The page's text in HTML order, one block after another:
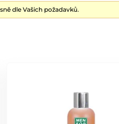
dle Vašich požadavků.